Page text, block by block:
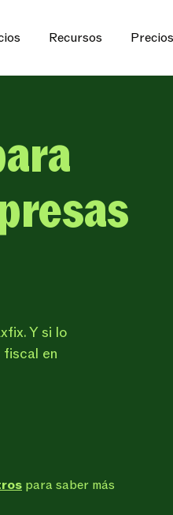
Recursos Precios
Y si lo
en
para saber más